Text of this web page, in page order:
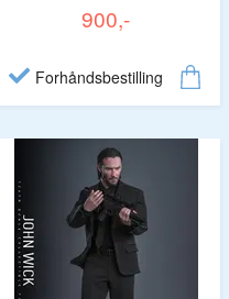
900,-
Forhåndsbestilling